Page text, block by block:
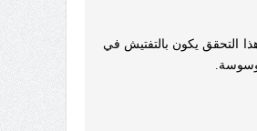
التحقق يكون بالتفتيش في